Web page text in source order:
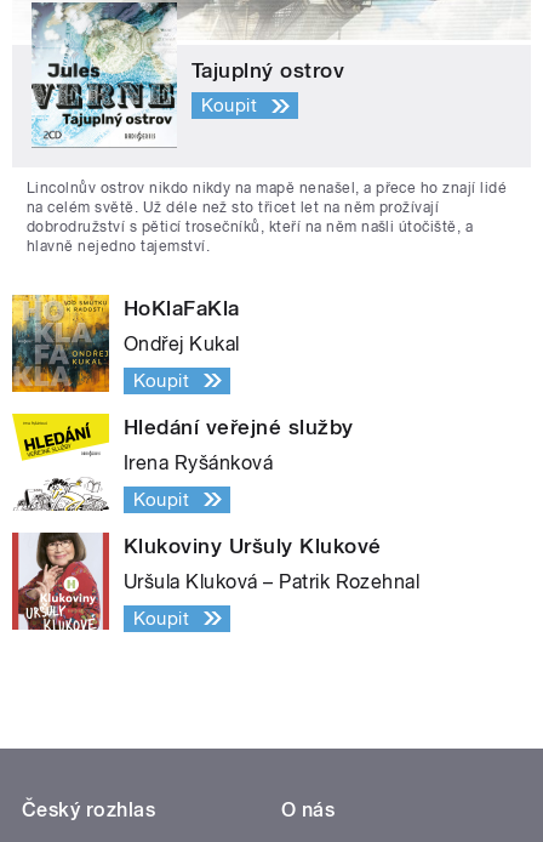
Tajuplný ostrov
Koupit
Lincolnův ostrov nikdo nikdy na mapě nenašel, a přece ho znají lidé
na celém světě. Už déle než sto třicet let na něm prožívají
dobrodružství s pěticí trosečníků, kteří na něm našli útočiště, a
hlavně nejedno tajemství.
HoKlaFaKla
Ondřej Kukal
Koupit
Hledání veřejné služby
Irena Ryšánková
Koupit
Klukoviny Uršuly Klukové
Uršula Kluková – Patrik Rozehnal
Koupit
Český rozhlas
O nás